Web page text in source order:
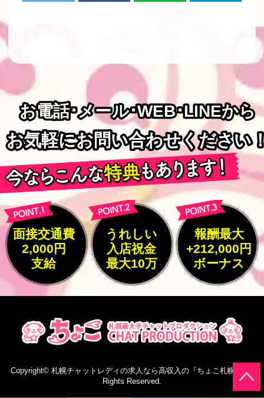
お電話･メール･WEB･LINEから
お電話･メール･WEB･LINEから
お気軽にお問い合わせください
お気軽にお問い合わせください
面接交通費
2,000円
支給
うれしい
入店祝金
最大10万
報酬最大
+212,000円
ボーナス
Copyright© 札幌チャットレディの求人なら高収入の『ちょこ札幌』
All
Rights Reserved.